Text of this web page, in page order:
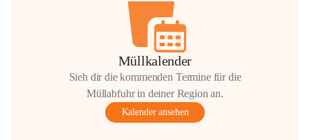
Müllkalender
Sieh dir die kommenden Termine für die
Müllabfuhr in deiner Region an.
Kalender ansehen